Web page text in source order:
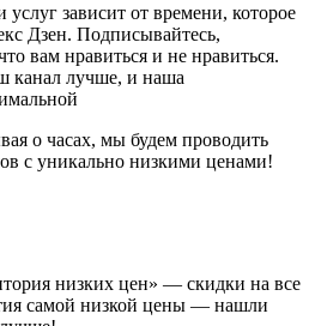
услуг зависит от времени, которое
Дзен. Подписывайтесь,
вам нравиться и не нравиться.
канал лучше, и наша
о часах, мы будем проводить
с уникально низкими ценами!
низких цен» — скидки на все
самой низкой цены — нашли